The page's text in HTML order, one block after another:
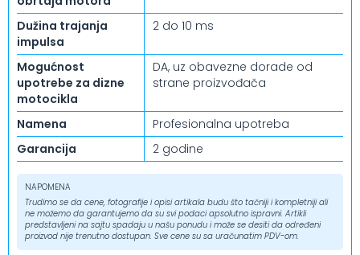
Dužina trajanja
impulsa
2 do 10 ms
Mogućnost
upotrebe za dizne
motocikla
DA, uz obavezne dorade od
strane proizvođača
Namena
Profesionalna upotreba
Garancija
2 godine
NAPOMENA
Trudimo se da cene, fotografije i opisi artikala budu što tačniji i kompletniji ali
ne možemo da garantujemo da su svi podaci apsolutno ispravni. Artikli
predstavljeni na sajtu spadaju u našu ponudu i može se desiti da određeni
proizvod nije trenutno dostupan. Sve cene su sa uračunatim PDV-om.